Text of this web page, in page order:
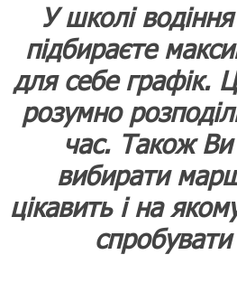
У школі
підбираєте
для себе графік.
розумно
час. Також
вибирати
цікавить і на